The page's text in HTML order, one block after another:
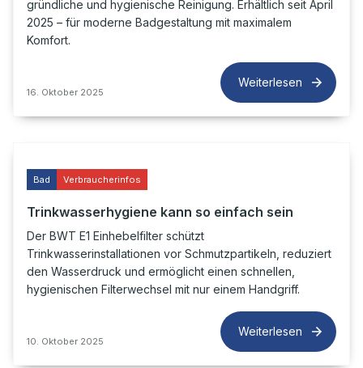
gründliche und hygienische Reinigung. Erhältlich seit April
2025 – für moderne Badgestaltung mit maximalem
Komfort.
16. Oktober 2025
Weiterlesen
Bad Verbraucherinfos
Trinkwasserhygiene kann so einfach sein
Der BWT E1 Einhebelfilter schützt
Trinkwasserinstallationen vor Schmutzpartikeln, reduziert
den Wasserdruck und ermöglicht einen schnellen,
hygienischen Filterwechsel mit nur einem Handgriff.
10. Oktober 2025
Weiterlesen